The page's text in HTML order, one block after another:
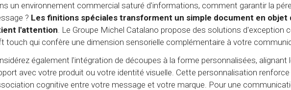
un environnement commercial saturé d'informations, comment garantir la
? Les finitions spéciales transforment un simple document en objet
l'attention. Le Groupe Michel Catalano propose des solutions d'exception
touch qui confère une dimension sensorielle complémentaire à votre
également l'intégration de découpes à la forme personnalisées, alignant
avec votre produit ou votre identité visuelle. Cette personnalisation
cognitive entre votre message et votre marque. Pour une